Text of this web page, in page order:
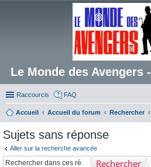
Le Monde des Avengers
Raccourcis FAQ
Accueil Accueil du forum Rechercher
Sujets sans réponse
Aller sur la recherche avancée
Rechercher